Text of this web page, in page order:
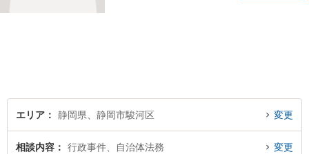
い。
エリア 静岡県、静岡市駿河区 変更
相談内容 行政事件、自治体法務 変更